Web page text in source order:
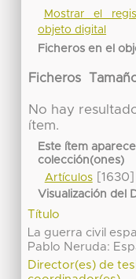
Mostrar el
objeto digital
Ficheros en el
Ficheros
No hay
ítem.
Este ítem
colección(ones)
Artículos[1630]
Visualización del
Título
La guerra civil
Pablo Neruda:
Director(es) de